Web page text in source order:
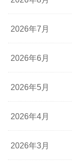
2026年7月
2026年6月
2026年5月
2026年4月
2026年3月